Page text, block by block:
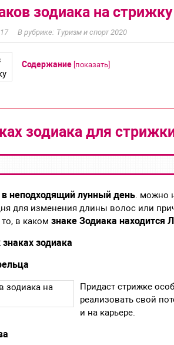
зодиака на стрижку
Туризм и спорт 2020
Содержание [показать]
зодиака для
неподходящий лунный день. можно
для изменения длины волос или
то, в какомзнаке Зодиака находится
зодиака
Придаст стрижке
реализовать свой
и на карьере.